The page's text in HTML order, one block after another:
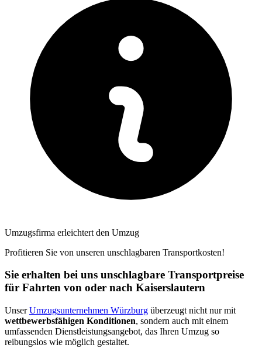
Umzugsfirma erleichtert den Umzug
Profitieren Sie von unseren unschlagbaren Transportkosten!
Sie erhalten bei uns unschlagbare Transportpreise
für Fahrten von oder nach Kaiserslautern
UnserUmzugsunternehmen Würzburg überzeugt nicht nur mit
wettbewerbsfähigen Konditionen, sondern auch mit einem
umfassenden Dienstleistungsangebot, das Ihren Umzug so
reibungslos wie möglich gestaltet.